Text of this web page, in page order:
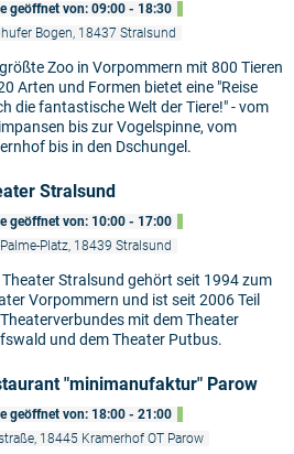
geöffnet von: 09:00 - 18:30
Bogen, 18437 Stralsund
Zoo in Vorpommern mit 800 Tieren
Arten und Formen bietet eine "Reise
die fantastische Welt der Tiere!" - vom
bis zur Vogelspinne, vom
bis in den Dschungel.
Stralsund
geöffnet von: 10:00 - 17:00
Platz, 18439 Stralsund
Theater Stralsund gehört seit 1994 zum
Vorpommern und ist seit 2006 Teil
mit dem Theater
und dem Theater Putbus.
"minimanufaktur" Parow
geöffnet von: 18:00 - 21:00
18445 Kramerhof OT Parow